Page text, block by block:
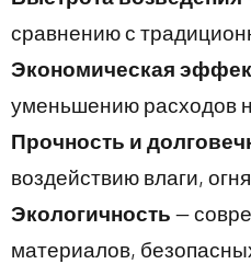
сравнению с
Экономическая
уменьшению расходов
Прочность и
воздействию влаги,
Экологичность —
материалов,